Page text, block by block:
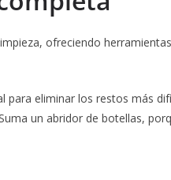
ofreciendo
para eliminar los restos más
un abridor de botellas,